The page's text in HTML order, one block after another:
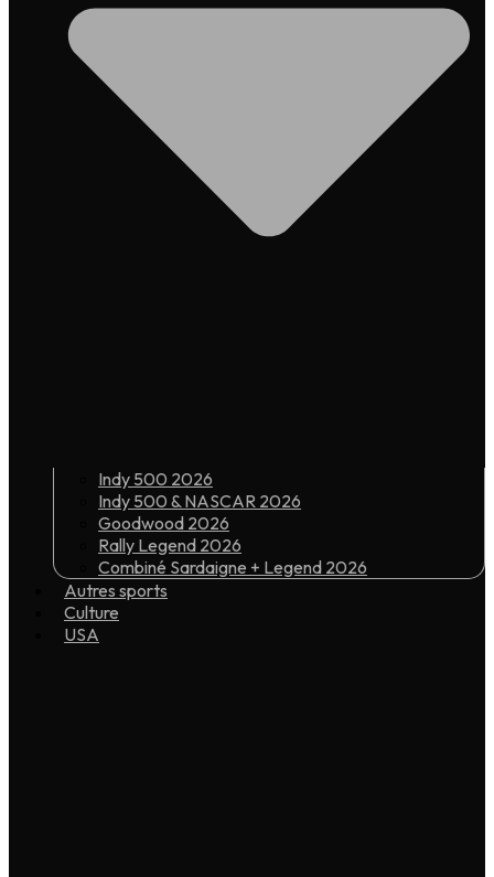
Indy 500 2026
Indy 500 & NASCAR 2026
Goodwood 2026
Rally Legend 2026
Combiné Sardaigne + Legend 2026
Autres sports
Culture
USA